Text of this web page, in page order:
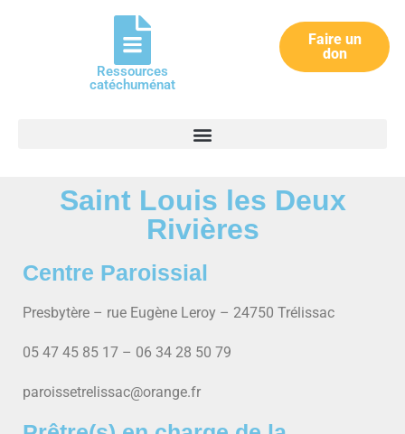
Ressources
catéchuménat
Faire un
don
Saint Louis les Deux
Rivières
Centre Paroissial
Presbytère – rue Eugène Leroy – 24750 Trélissac
05 47 45 85 17 – 06 34 28 50 79
paroissetrelissac@orange.fr